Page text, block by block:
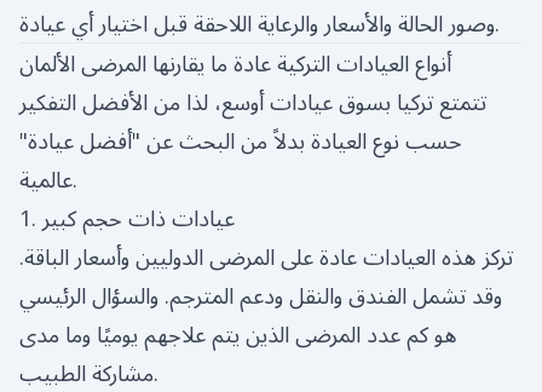
وصور الحالة والأسعار والرعاية اللاحقة قبل اختيار أي عيادة.
أنواع العيادات التركية عادة ما يقارنها المرضى الألمان
تتمتع تركيا بسوق عيادات أوسع، لذا من الأفضل التفكير
حسب نوع العيادة بدلاً من البحث عن "أفضل عيادة"
عالمية.
1. عيادات ذات حجم كبير
تركز هذه العيادات عادة على المرضى الدوليين وأسعار الباقة.
وقد تشمل الفندق والنقل ودعم المترجم. والسؤال الرئيسي
هو كم عدد المرضى الذين يتم علاجهم يوميًا وما مدى
مشاركة الطبيب.